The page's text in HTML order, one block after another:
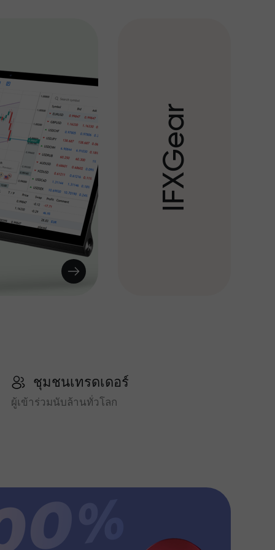
I
F
X
G
e
a
r
ชุมชนเทรดเดอร์
ผู้เข้าร่วมนับล้านทั่วโลก